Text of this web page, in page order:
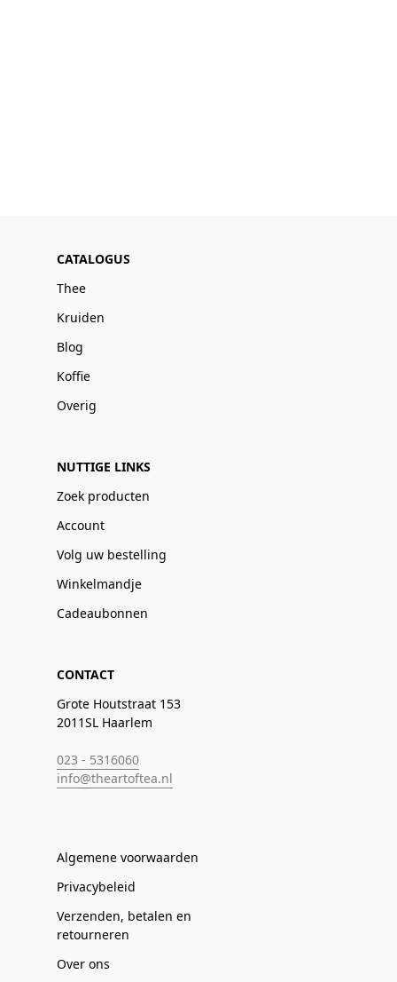
CATALOGUS
Thee
Kruiden
Blog
Koffie
Overig
NUTTIGE LINKS
Zoek producten
Account
Volg uw bestelling
Winkelmandje
Cadeaubonnen
CONTACT
Grote Houtstraat 153
2011SL Haarlem
023 - 5316060
info@theartoftea.nl
Algemene voorwaarden
Privacybeleid
Verzenden, betalen en
retourneren
Over ons